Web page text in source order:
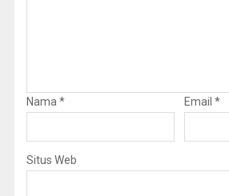
Nama * Email *
Situs Web